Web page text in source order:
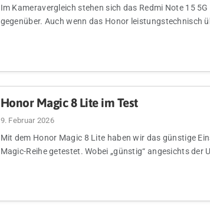
Im Kameravergleich stehen sich das Redmi Note 15
gegenüber. Auch wenn das Honor leistungstechnisch
Honor Magic 8 Lite im Test
9. Februar 2026
Mit dem Honor Magic 8 Lite haben wir das günstige
Magic-Reihe getestet. Wobei „günstig“ angesichts der